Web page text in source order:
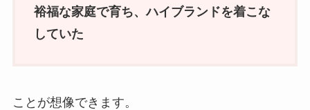
裕福な家庭で育ち、ハイブランドを着こな
していた
ことが想像できます。